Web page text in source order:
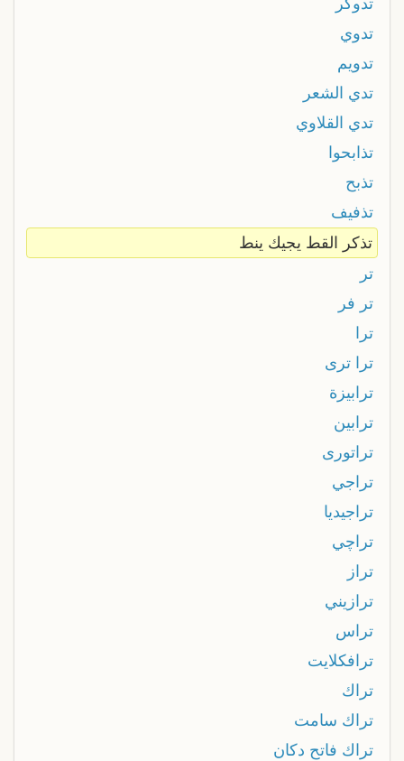
تدوي
تدويم
تدي الشعر
تدي القلاوي
تذابحوا
تذبح
تذفيف
تذكر القط يجيك ينط
تر
تر فر
ترا
ترا ترى
ترابيزة
ترابين
تراتورى
تراجي
تراجيديا
تراچي
تراز
ترازيني
تراس
ترافكلايت
تراك
تراك سامت
تراك فاتح دكان